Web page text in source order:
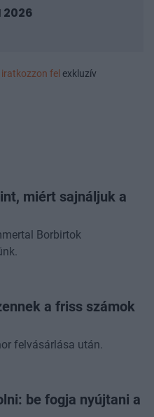
miért sajnáljuk a
Borbirtok
a friss számok
be fogja nyújtani a